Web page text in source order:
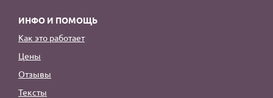
ИНФО И ПОМОЩЬ
Как это работает
Цены
Отзывы
Тексты